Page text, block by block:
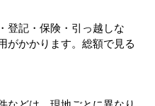
登記・保険・引っ越しな
がかかります。総額で見る